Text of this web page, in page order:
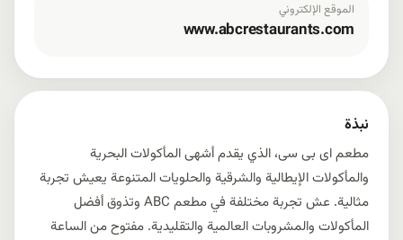
نبذة
مطعم ای بی سی، الذي يقدم أشهى المأكولات البحرية
والمأكولات الإيطالية والشرقية والحلويات المتنوعة يعيش تجربة
مثالية. عش تجربة مختلفة في مطعم ABC وتذوق أفضل
المأكولات والمشروبات العالمية والتقليدية. مفتوح من الساعة
الموقع الإلكتروني
www.abcrestaurants.com